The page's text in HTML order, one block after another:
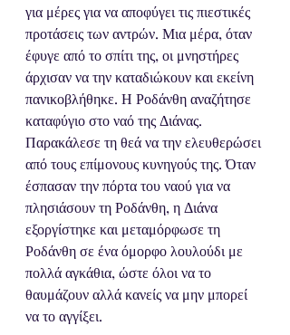
για μέρες για να αποφύγει τις πιεστικές
προτάσεις των αντρών. Μια μέρα, όταν
έφυγε από το σπίτι της, οι μνηστήρες
άρχισαν να την καταδιώκουν και εκείνη
πανικοβλήθηκε. Η Ροδάνθη αναζήτησε
καταφύγιο στο ναό της Διάνας.
Παρακάλεσε τη θεά να την ελευθερώσει
από τους επίμονους κυνηγούς της. Όταν
έσπασαν την πόρτα του ναού για να
πλησιάσουν τη Ροδάνθη, η Διάνα
εξοργίστηκε και μεταμόρφωσε τη
Ροδάνθη σε ένα όμορφο λουλούδι με
πολλά αγκάθια, ώστε όλοι να το
θαυμάζουν αλλά κανείς να μην μπορεί
να το αγγίξει.